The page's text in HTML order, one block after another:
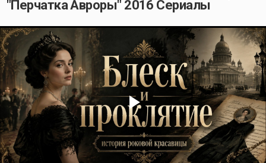
"Перчатка Авроры" 2016 Сериалы
Play